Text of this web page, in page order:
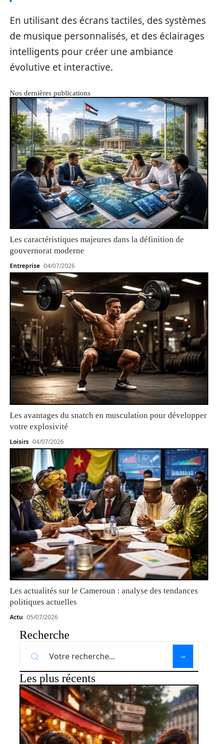
En utilisant des écrans tactiles, des systèmes
de musique personnalisés, et des éclairages
intelligents pour créer une ambiance
évolutive et interactive.
Nos dernières publications
Les caractéristiques majeures dans la définition de
gouvernorat moderne
Entreprise 04/07/2026
Les avantages du snatch en musculation pour développer
votre explosivité
Loisirs 04/07/2026
Les actualités sur le Cameroun : analyse des tendances
politiques actuelles
Actu 05/07/2026
Recherche
Les plus récents